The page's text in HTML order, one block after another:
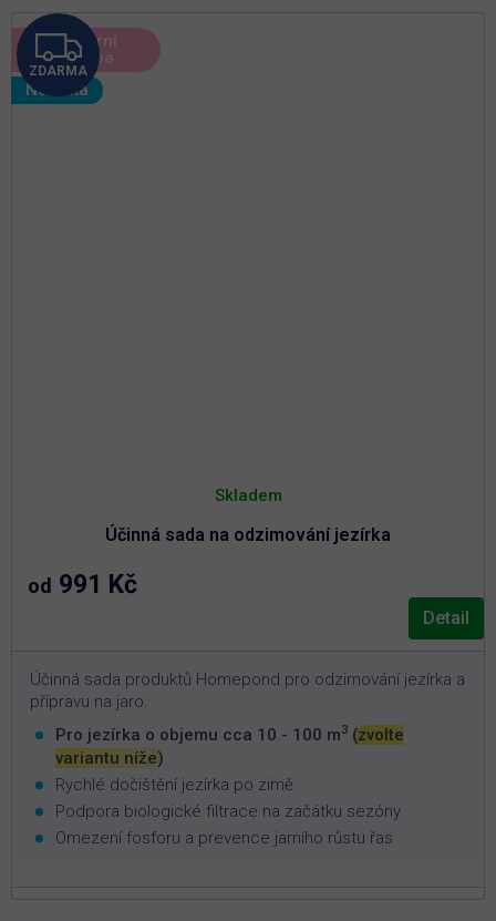
🌸 Jarní
údržba
Novinka
Z
D
ZDARMA
Účinná sada na odzimování jezírka
Skladem
od 991 Kč
Detail
Účinná sada produktů Homepond pro odzimování jezírka a
přípravu na jaro.
Pro jezírka o objemu cca 10 - 100 m3 (zvolte
variantu níže)
Rychlé dočištění jezírka po zimě
Podpora biologické filtrace na začátku sezóny
Omezení fosforu a prevence jarního růstu řas